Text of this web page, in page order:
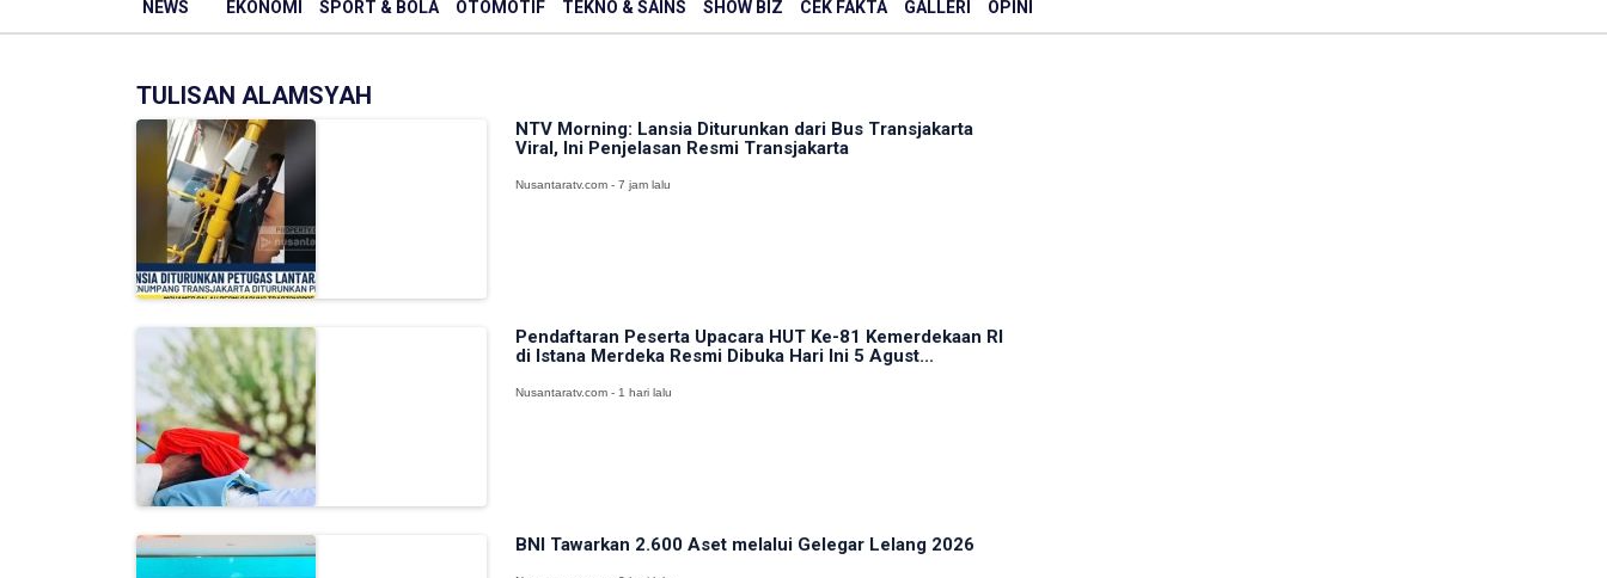
NEWS EKONOMI SPORT & BOLA OTOMOTIF TEKNO & SAINS SHOW BIZ CEK FAKTA GALLERI OPINI
TULISAN ALAMSYAH
NTV Morning: Lansia Diturunkan dari Bus Transjakarta
Viral, Ini Penjelasan Resmi Transjakarta
Nusantaratv.com - 7 jam lalu
Pendaftaran Peserta Upacara HUT Ke-81 Kemerdekaan RI
di Istana Merdeka Resmi Dibuka Hari Ini 5 Agust...
Nusantaratv.com - 1 hari lalu
BNI Tawarkan 2.600 Aset melalui Gelegar Lelang 2026